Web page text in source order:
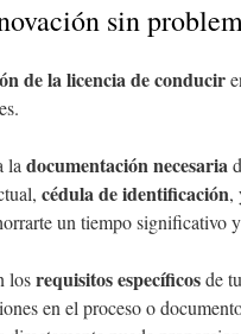
sin
de la licencia de conducir
la documentación necesaria
cédula de identificación,
un tiempo significativo
losrequisitos específicosde
en el proceso o